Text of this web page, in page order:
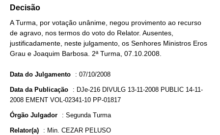
Decisão
A Turma, por votação unânime, negou provimento ao recurso
de agravo, nos termos do voto do Relator. Ausentes,
justificadamente, neste julgamento, os Senhores Ministros Eros
Grau e Joaquim Barbosa. 2ª Turma, 07.10.2008.
Data do Julgamento : 07/10/2008
Data da Publicação : DJe-216 DIVULG 13-11-2008 PUBLIC 14-11-
2008 EMENT VOL-02341-10 PP-01817
Órgão Julgador : Segunda Turma
Relator(a) : Min. CEZAR PELUSO